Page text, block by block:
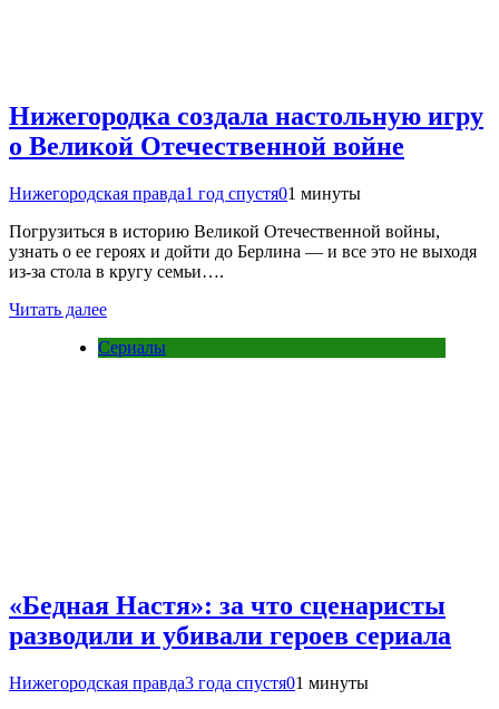
Нижегородка создала настольную игру
о Великой Отечественной войне
Нижегородская правда1 год спустя01 минуты
Погрузиться в историю Великой Отечественной войны,
узнать о ее героях и дойти до Берлина — и все это не выходя
из-за стола в кругу семьи….
Читать далее
Сериалы
«Бедная Настя»: за что сценаристы
разводили и убивали героев сериала
Нижегородская правда3 года спустя01 минуты